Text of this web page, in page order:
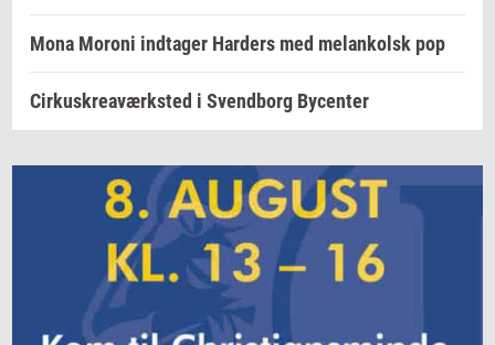
Mona Moroni indtager Harders med melankolsk pop
Cirkuskreaværksted i Svendborg Bycenter